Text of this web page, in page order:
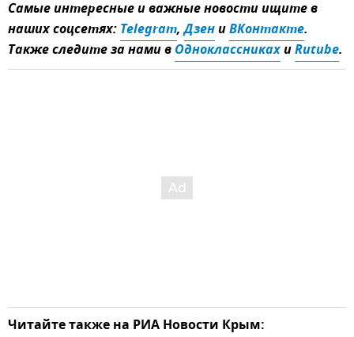
Самые интересные и важные новости ищите в
наших соцсетях:Telegram,ДзениВКонтакте.
Также следите за нами вОдноклассникахиRutube.
Читайте также на РИА Новости Крым: